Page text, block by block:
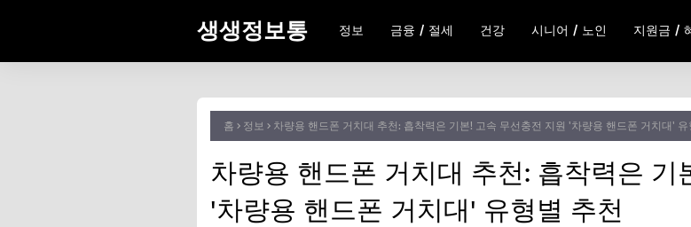
생생정보통 정보 금융 / 절세 건강 시니어 / 노인 지원금 /
홈 정보 차량용 핸드폰 거치대 추천: 흡착력은 기본! 고속 무선충전 지원 '차량용 핸드폰 거치대' 유
차량용 핸드폰 거치대 추천: 흡착력은 기
'차량용 핸드폰 거치대' 유형별 추천